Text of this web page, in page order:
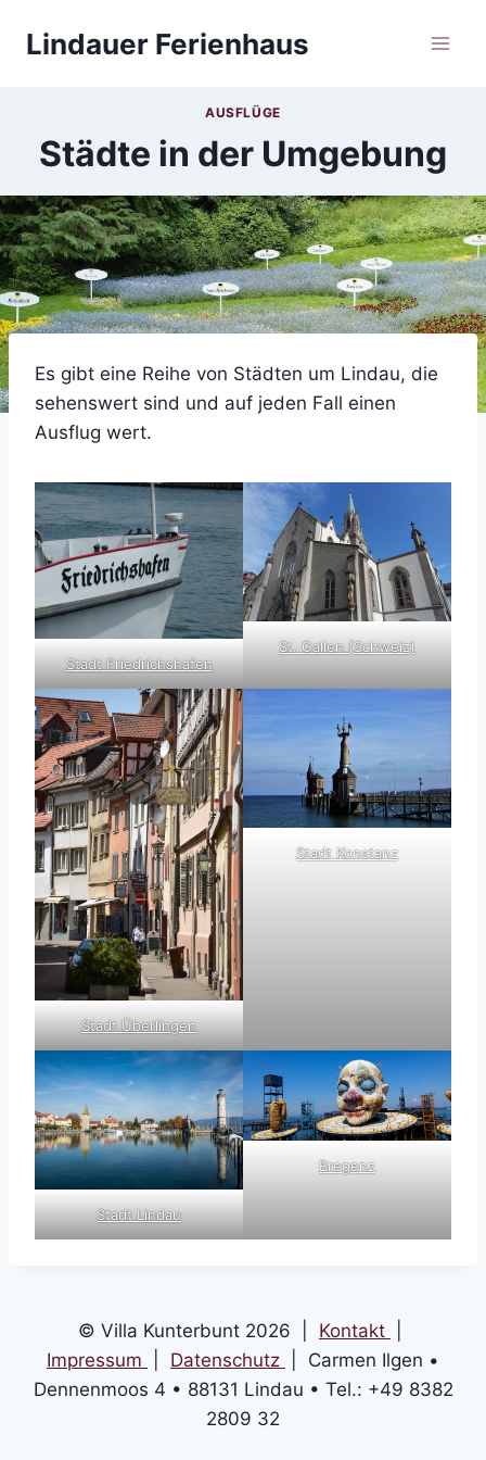
InhaltLindauer Ferienhaus
AUSFLÜGE
Städte in der Umgebung
Es gibt eine Reihe von Städten um Lindau, die
sehenswert sind und auf jeden Fall einen
Ausflug wert.
Stadt Friedrichshafen
St. Gallen (Schweiz)
Stadt Überlingen
Stadt Konstanz
Stadt Lindau
Bregenz
© Villa Kunterbunt 2026 | Kontakt
Impressum
Datenschutz
| Carmen Ilgen •
Dennenmoos 4 • 88131 Lindau • Tel.: +49 8382
2809 32